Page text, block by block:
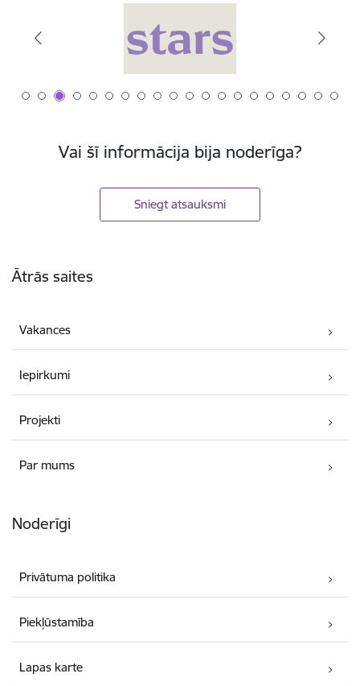
Vai šī informācija bija noderīga?
Sniegt atsauksmi
Ātrās saites
Vakances
Iepirkumi
Projekti
Par mums
Noderīgi
Privātuma politika
Piekļūstamība
Lapas karte